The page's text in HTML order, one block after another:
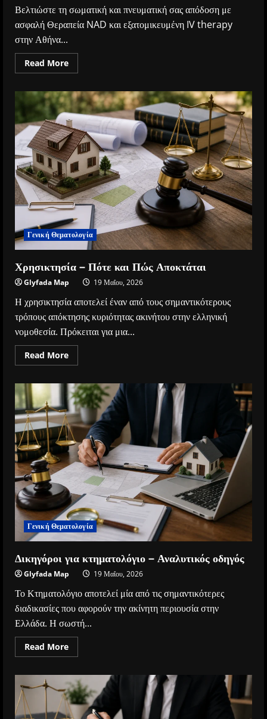
Βελτιώστε τη σωματική και πνευματική σας απόδοση με
ασφαλή Θεραπεία NAD και εξατομικευμένη IV therapy
στην Αθήνα...
Read MoreRead
more
NAD
και
εξατομικευμένη
IV
therapy
στην
Αθήνα
Γενική Θεματολογία
Χρησικτησία – Πότε και Πώς Αποκτάται
Glyfada Map 19 Μαΐου, 2026
Η χρησικτησία αποτελεί έναν από τους σημαντικότερους
τρόπους απόκτησης κυριότητας ακινήτου στην ελληνική
νομοθεσία. Πρόκειται για μια...
Read MoreRead
more
–
Πότε
και
Πώς
Αποκτάται
Γενική Θεματολογία
Δικηγόροι για κτηματολόγιο – Αναλυτικός οδηγός
Glyfada Map 19 Μαΐου, 2026
Το Κτηματολόγιο αποτελεί μία από τις σημαντικότερες
διαδικασίες που αφορούν την ακίνητη περιουσία στην
Ελλάδα. Η σωστή...
Read MoreRead
more
για
κτηματολόγιο
–
Αναλυτικός
οδηγός